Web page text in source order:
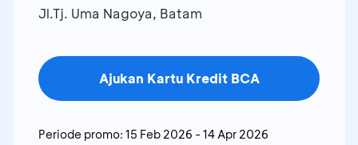
Jl.Tj. Uma Nagoya, Batam
Ajukan Kartu Kredit BCA
Periode promo: 15 Feb 2026 - 14 Apr 2026